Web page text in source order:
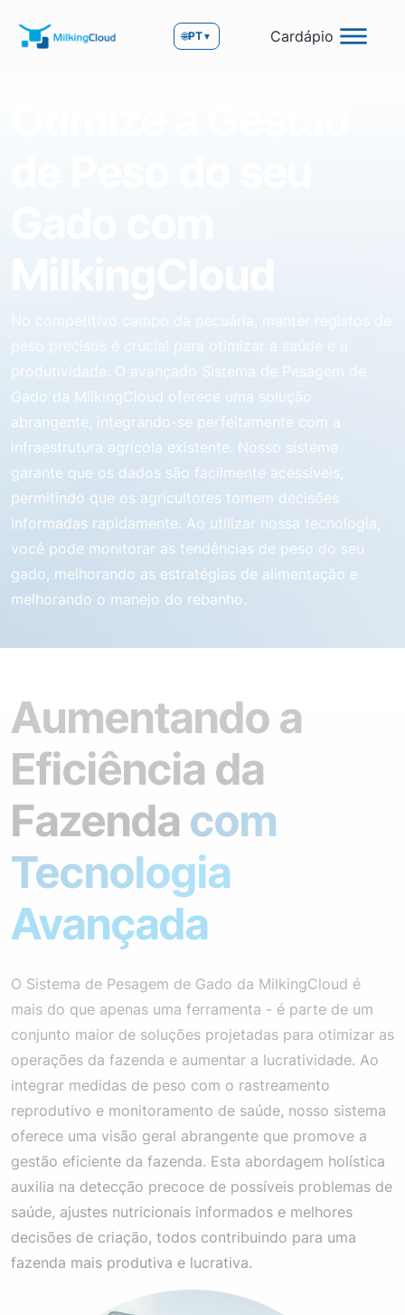
🌐PT▼ Cardápio
No competitivo campo da pecuária, manter registos de
peso precisos é crucial para otimizar a saúde e a
produtividade. O avançado Sistema de Pesagem de
Gado da MilkingCloud oferece uma solução
abrangente, integrando-se perfeitamente com a
infraestrutura agrícola existente. Nosso sistema
garante que os dados são facilmente acessíveis,
permitindo que os agricultores tomem decisões
informadas rapidamente. Ao utilizar nossa tecnologia,
você pode monitorar as tendências de peso do seu
gado, melhorando as estratégias de alimentação e
melhorando o manejo do rebanho.
Aumentando a
Eficiência da
Fazenda com
Tecnologia
Avançada
O Sistema de Pesagem de Gado da MilkingCloud é
mais do que apenas uma ferramenta - é parte de um
conjunto maior de soluções projetadas para otimizar as
operações da fazenda e aumentar a lucratividade. Ao
integrar medidas de peso com o rastreamento
reprodutivo e monitoramento de saúde, nosso sistema
oferece uma visão geral abrangente que promove a
gestão eficiente da fazenda. Esta abordagem holística
auxilia na detecção precoce de possíveis problemas de
saúde, ajustes nutricionais informados e melhores
decisões de criação, todos contribuindo para uma
fazenda mais produtiva e lucrativa.